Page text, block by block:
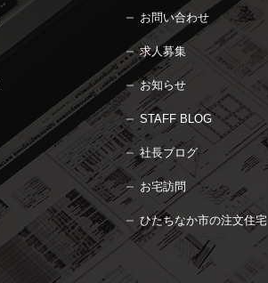
お問い合わせ
求人募集
お知らせ
STAFF BLOG
社長ブログ
お宅訪問
ひたちなか市の注文住宅